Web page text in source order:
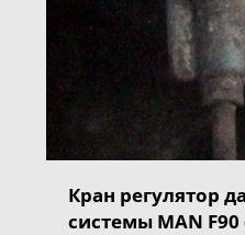
Кран регулятор
системы MAN F90